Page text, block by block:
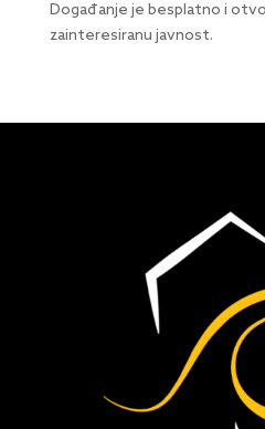
Događanje je besplatno i
zainteresiranu javnost.